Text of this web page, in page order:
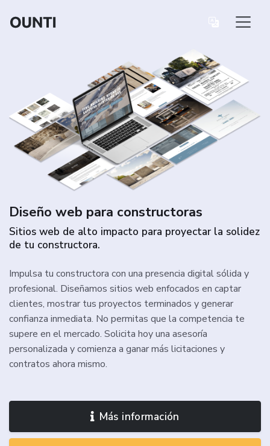
Diseño web para constructoras
Sitios web de alto impacto para proyectar la solidez
de tu constructora.
Impulsa tu constructora con una presencia digital sólida y
profesional. Diseñamos sitios web enfocados en captar
clientes, mostrar tus proyectos terminados y generar
confianza inmediata. No permitas que la competencia te
supere en el mercado. Solicita hoy una asesoría
personalizada y comienza a ganar más licitaciones y
contratos ahora mismo.
Más información